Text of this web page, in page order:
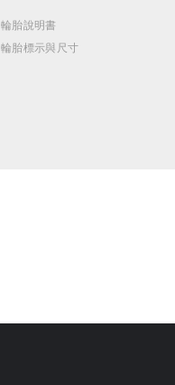
輪胎說明書
輪胎標示與尺寸